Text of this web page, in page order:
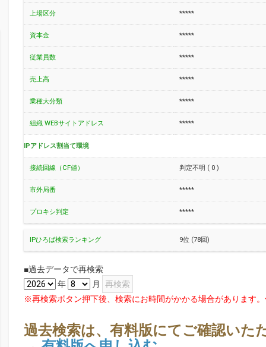
上場区分 *****
資本金 *****
従業員数 *****
売上高 *****
業種大分類 *****
組織 WEBサイトアドレス *****
IPアドレス割当て環境
接続回線（CF値） 判定不明 ( 0 )
市外局番 *****
プロキシ判定 *****
IPひろば検索ランキング 9位 (78回)
■過去データで再検索
年
月
※再検索ボタン押下後、検索にお時間がかかる場合があります
過去検索は、有料版にてご確認いた